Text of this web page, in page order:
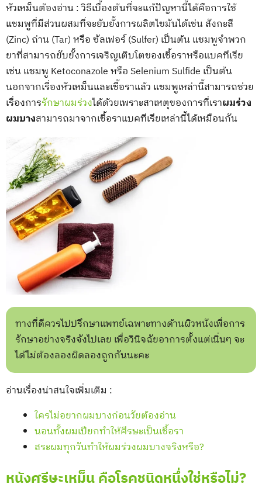
หัวเหม็นต้องอ่าน : วิธีเบื้องต้นที่จะแก้ปัญหานี้ได้คือการใช้
แชมพูที่มีส่วนผสมที่จะยับยั้งการผลิตไขมันได้เช่น สังกะสี
(Zinc) ถ่าน (Tar) หรือ ซัลเฟอร์ (Sulfer) เป็นต้น แชมพูจำพวก
ยาที่สามารถยับยั้งการเจริญเติบโตของเชื้อราหรือแบคทีเรีย
เช่น แชมพู Ketoconazole หรือ Selenium Sulfide เป็นต้น
นอกจากเรื่องหัวเหม็นและเชื้อราแล้ว แชมพูเหล่านี้สามารถช่วย
เรื่องการรักษาผมร่วงได้ด้วยเพราะสาเหตุของการที่เราผมร่วง
ผมบางสามารถมาจากเชื้อราแบคทีเรียเหล่านี้ได้เหมือนกัน
ทางที่ดีควรไปปรึกษาแพทย์เฉพาะทางด้านผิวหนังเพื่อการ
รักษาอย่างจริงจังไปเลย เพื่อวินิจฉัยอาการตั้งแต่เนิ่นๆ จะ
ได้ไม่ต้องลองผิดลองถูกกันนะคะ
อ่านเรื่องน่าสนใจเพิ่มเติม :
ใครไม่อยากผมบางก่อนวัยต้องอ่าน
นอนทั้งผมเปียกทำให้ศีรษะเป็นเชื้อรา
สระผมทุกวันทำให้ผมร่วงผมบางจริงหรือ?
หนังศรีษะเหม็น คือโรคชนิดหนึ่งใช่หรือไม่?